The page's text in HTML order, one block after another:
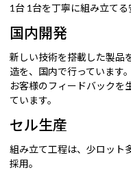
1台 1台を丁寧に組み立て
国内開発
新しい技術を搭載した製品
造を、国内で行っています。
お客様のフィードバックを
ています。
セル生産
組み立て工程は、少ロット
採用。